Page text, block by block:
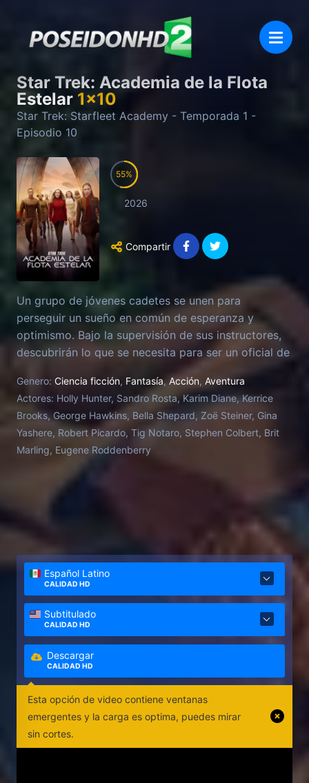
Star Trek: Academia de la Flota
Estelar 1x10
Star Trek: Starfleet Academy - Temporada 1 -
Episodio 10
55
2026
Compartir
Un grupo de jóvenes cadetes se unen para
perseguir un sueño en común de esperanza y
optimismo. Bajo la supervisión de sus instructores,
descubrirán lo que se necesita para ser un oficial de
Genero: Ciencia ficción, Fantasía, Acción, Aventura
Actores: Holly Hunter, Sandro Rosta, Karim Diane, Kerrice
Brooks, George Hawkins, Bella Shepard, Zoë Steiner, Gina
Yashere, Robert Picardo, Tig Notaro, Stephen Colbert, Brit
Marling, Eugene Roddenberry
Español Latino
CALIDAD HD
Subtitulado
CALIDAD HD
Descargar
CALIDAD HD
Esta opción de video contiene ventanas
emergentes y la carga es optima, puedes mirar
sin cortes.